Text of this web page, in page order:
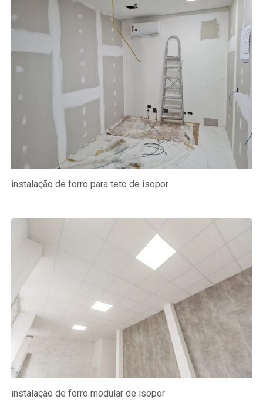
instalação de forro para teto de isopor
instalação de forro modular de isopor